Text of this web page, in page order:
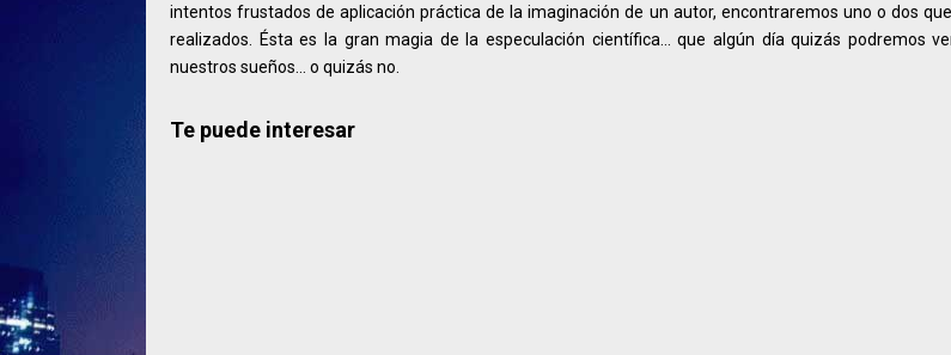
intentos frustados de aplicación práctica de la imaginación de un autor, encontraremos uno o dos
realizados. Ésta es la gran magia de la especulación científica... que algún día quizás podremos
nuestros sueños... o quizás no.
Te puede interesar